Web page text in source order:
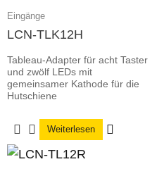
Eingänge
LCN-TLK12H
Tableau-Adapter für acht Taster
und zwölf LEDs mit
gemeinsamer Kathode für die
Hutschiene
Weiterlesen